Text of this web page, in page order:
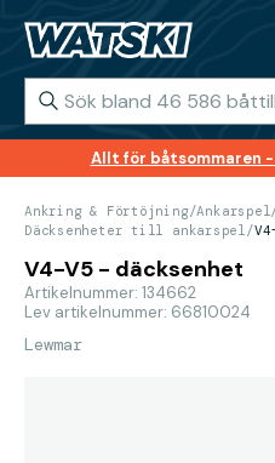
Allt för båtsommaren
Ankring & Förtöjning/Ankarspel
Däcksenheter till ankarspel/
V4-V5 - däcksenhet
Artikelnummer: 134662
Lev artikelnummer: 66810024
Lewmar